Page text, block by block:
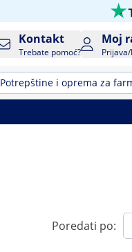
Kontakt
Trebate pomoć?
Moj
Potrepštine i oprema za
Poredati po: